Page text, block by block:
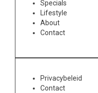
Specials
Lifestyle
About
Contact
Privacybeleid
Contact